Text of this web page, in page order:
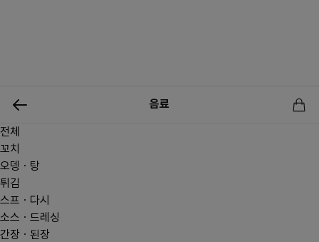
신상품
음료
전체
꼬치
오뎅ㆍ탕
튀김
스프ㆍ다시
소스ㆍ드레싱
간장ㆍ된장